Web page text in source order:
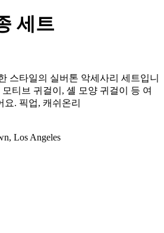
세트
스타일의 실버톤 악세사리 세트입니
티브 귀걸이, 셸 모양 귀걸이 등 여
. 픽업, 캐쉬온리
Los Angeles